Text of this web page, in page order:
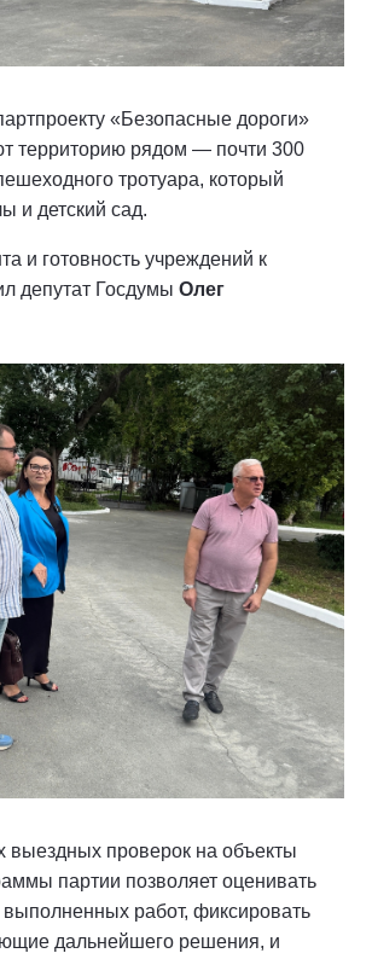
«Безопасные дороги»
территорию рядом — почти 300
тротуара, который
и детский сад.
и готовность учреждений к
депутат Госдумы Олег
выездных проверок на объекты
партии позволяет оценивать
выполненных работ, фиксировать
дальнейшего решения, и